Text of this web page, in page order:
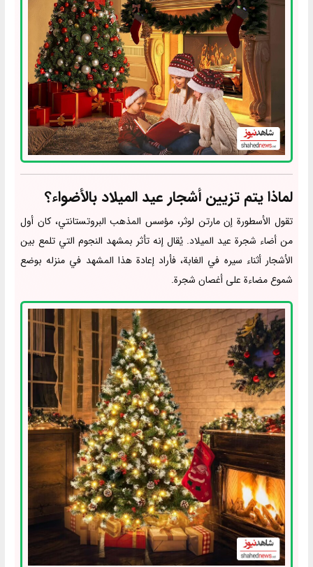
لماذا يتم تزيين أشجار عيد الميلاد بالأضواء؟
تقول الأسطورة إن مارتن لوثر، مؤسس المذهب البروتستانتي، كان أول
من أضاء شجرة عيد الميلاد. يُقال إنه تأثر بمشهد النجوم التي تلمع بين
الأشجار أثناء سيره في الغابة، فأراد إعادة هذا المشهد في منزله بوضع
شموع مضاءة على أغصان شجرة.